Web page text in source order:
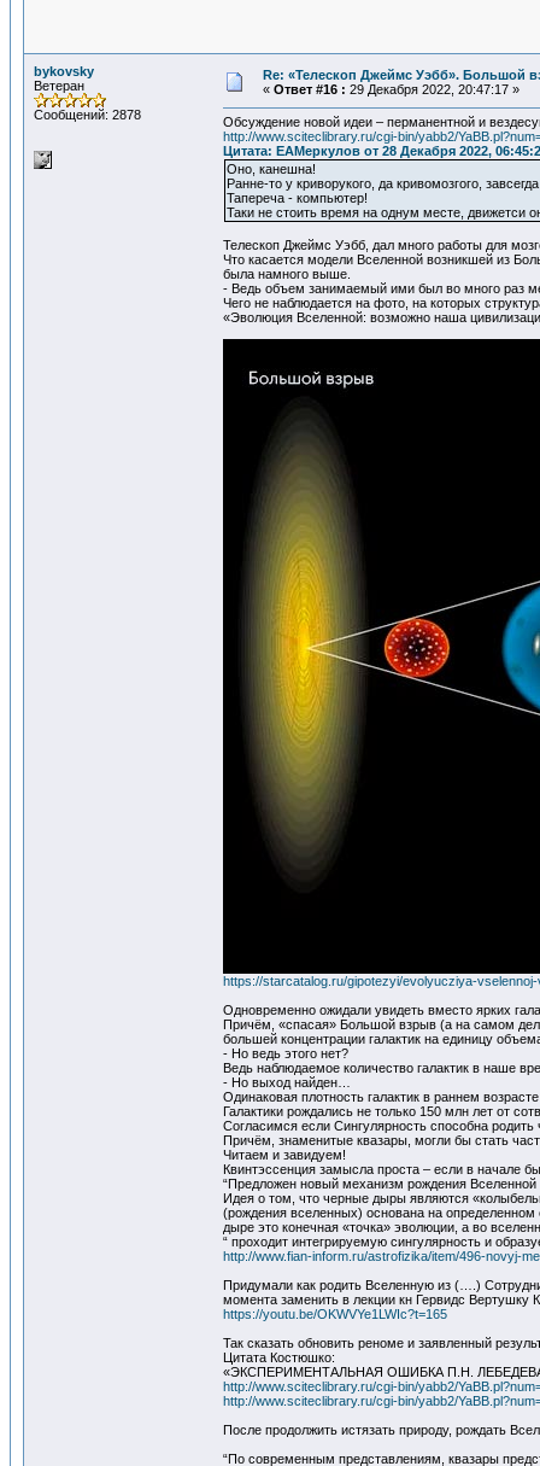
bykovsky
Ветеран
Сообщений: 2878
Re: «Телескоп Джеймс Уэбб». Большой
« Ответ #16 : 29 Декабря 2022, 20:47:17 »
Обсуждение новой идеи – перманентной и
http://www.sciteclibrary.ru/cgi-bin/yabb2/
Цитата: ЕАМеркулов от 28 Декабря 2022,
Оно, канешна!
Ранне-то у криворукого, да кривомозгого,
Тапереча - компьютер!
Таки не стоить время на однум месте, движетси
Телескоп Джеймс Уэбб, дал много работы для
Что касается модели Вселенной возникшей из
была намного выше.
- Ведь объем занимаемый ими был во много раз
Чего не наблюдается на фото, на которых
«Эволюция Вселенной: возможно наша
https://starcatalog.ru/gipotezyi/evolyucziya-
Одновременно ожидали увидеть вместо ярких
Причём, «спасая» Большой взрыв (а на самом
большей концентрации галактик на единицу
- Но ведь этого нет?
Ведь наблюдаемое количество галактик в наше
- Но выход найден…
Одинаковая плотность галактик в раннем
Галактики рождались не только 150 млн лет от
Согласимся если Сингулярность способна
Причём, знаменитые квазары, могли бы стать
Читаем и завидуем!
Квинтэссенция замысла проста – если в начале
“Предложен новый механизм рождения
Идея о том, что черные дыры являются
(рождения вселенных) основана на
дыре это конечная «точка» эволюции, а во
“ проходит интегрируемую сингулярность и
http://www.fian-inform.ru/astrofizika/item/496-novyj-
Придумали как родить Вселенную из (….)
момента заменить в лекции кн Гервидс Вертушку
https://youtu.be/OKWVYe1LWIc?t=165
Так сказать обновить реноме и заявленный
Цитата Костюшко:
«ЭКСПЕРИМЕНТАЛЬНАЯ ОШИБКА П.Н.
http://www.sciteclibrary.ru/cgi-bin/yabb2/
http://www.sciteclibrary.ru/cgi-bin/yabb2/
После продолжить истязать природу, рождать
“По современным представлениям, квазары